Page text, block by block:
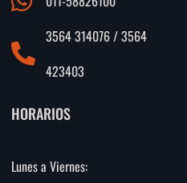
3564 314076 / 3564
423403
HORARIOS
Lunes a Viernes: